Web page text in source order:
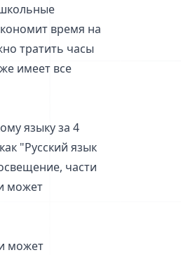
время на
тратить часы
имеет все
языку за 4
"Русский язык
части
может
может